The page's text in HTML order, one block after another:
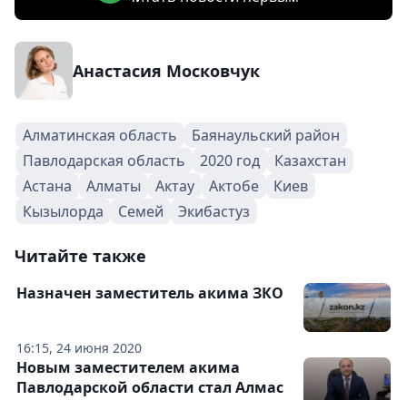
Анастасия Московчук
Алматинская область
Баянаульский район
Павлодарская область
2020 год
Казахстан
Астана
Алматы Актау Актобе
Киев
Кызылорда
Семей Экибастуз
Читайте также
16:15, 24 июня 2020
Назначен заместитель акима ЗКО
Новым заместителем акима
Павлодарской области стал Алмас